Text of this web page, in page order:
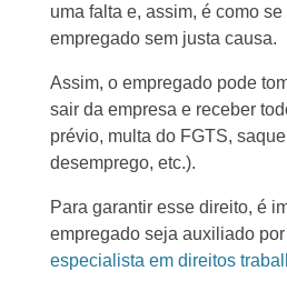
uma falta e, assim, é como
empregado sem justa causa.
Assim, o empregado pode
sair da empresa e receber
prévio, multa do FGTS,
desemprego, etc.).
Para garantir esse direito, é
empregado seja auxiliado
especialista em direitos